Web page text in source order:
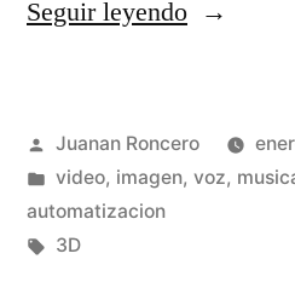
Seguir leyendo«
e
Publicado
por
Juanan Roncero
Publicado
en
video, imagen, voz,
automatizacion
Etiquetas:
3D